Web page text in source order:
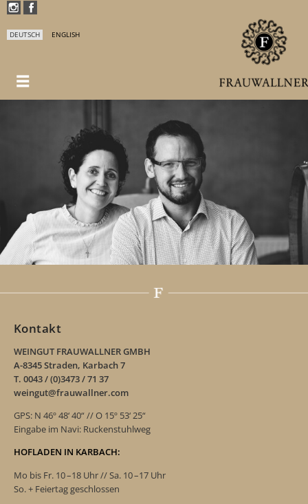
DEUTSCH ENGLISH
Kontakt
WEINGUT FRAUWALLNER GMBH
A-8345 Straden, Karbach 7
T. 0043 / (0)3473 / 71 37
weingut@frauwallner.com
GPS: N 46º 48‘ 40“ // O 15º 53‘ 25“
Eingabe im Navi: Ruckenstuhlweg
HOFLADEN IN KARBACH:
Mo bis Fr. 10 –18 Uhr // Sa. 10 –17 Uhr
So. + Feiertag geschlossen